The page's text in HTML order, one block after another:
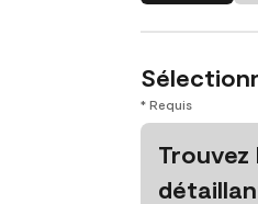
* Requis
Trouvez